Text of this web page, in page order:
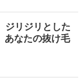
ジリジリとした
あなたの抜け毛